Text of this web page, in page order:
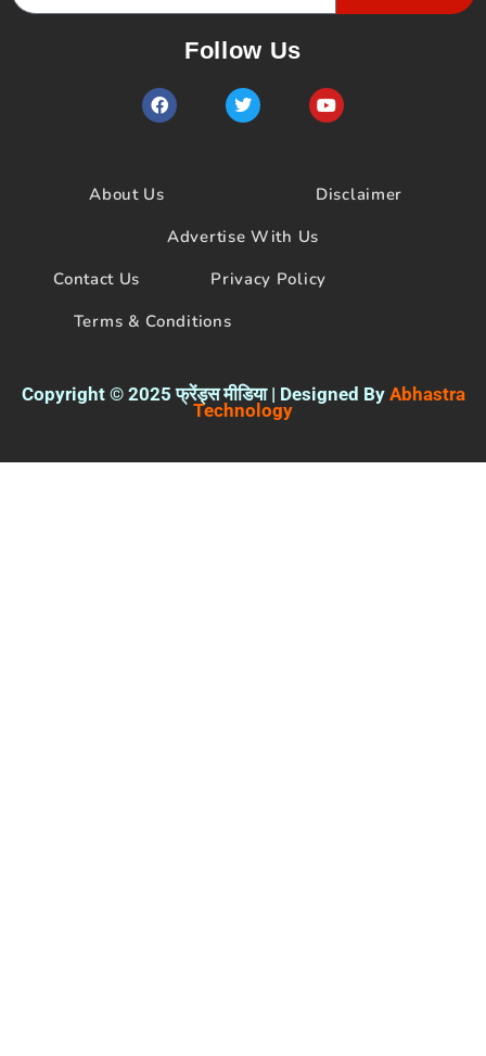
Follow Us
F
a
c
o
T
w
i
Y
o
u
e
About Us
Disclaimer
Advertise With Us
Contact Us
Privacy Policy
Terms & Conditions
Copyright © 2025 फ्रेंड्स मीडिया | Designed By Abhastra
Technology